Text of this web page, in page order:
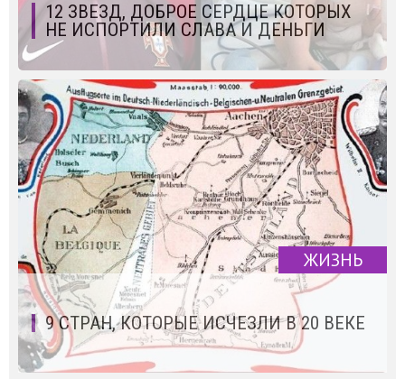
12 ЗВЕЗД, ДОБРОЕ СЕРДЦЕ КОТОРЫХ
НЕ ИСПОРТИЛИ СЛАВА И ДЕНЬГИ
ЖИЗНЬ
9 СТРАН, КОТОРЫЕ ИСЧЕЗЛИ В 20 ВЕКЕ